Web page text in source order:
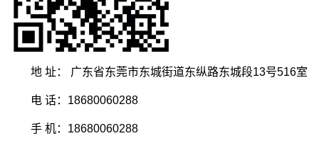
地 址： 广东省东莞市东城街道东纵路东城段13号516室
电 话：18680060288
手 机：18680060288